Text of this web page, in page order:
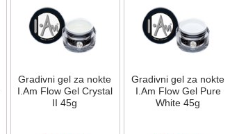
TIRKIZNA
064 099 095
Gradivni gel za nokte
I.Am Flow Gel Crystal
II 45g
Gradivni gel za nokte
I.Am Flow Gel Pure
White 45g